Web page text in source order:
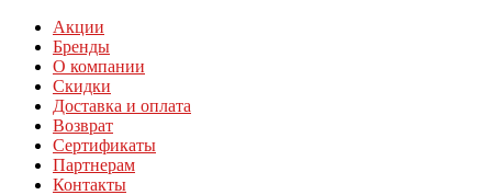
Акции
Бренды
О компании
Скидки
Доставка и оплата
Возврат
Сертификаты
Партнерам
Контакты